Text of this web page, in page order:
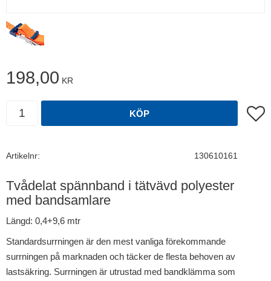
198,00 KR
KÖP Lägg
Artikelnr 130610161
Tvådelat spännband i tätvävd polyester
med bandsamlare
Längd: 0,4+9,6 mtr
Standardsurrningen är den mest vanliga förekommande
surrningen på marknaden och täcker de flesta behoven av
lastsäkring. Surrningen är utrustad med bandklämma som